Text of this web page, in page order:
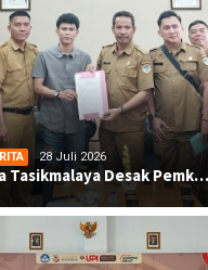
28 Juli 2026
Tasikmalaya Desak Pemk…